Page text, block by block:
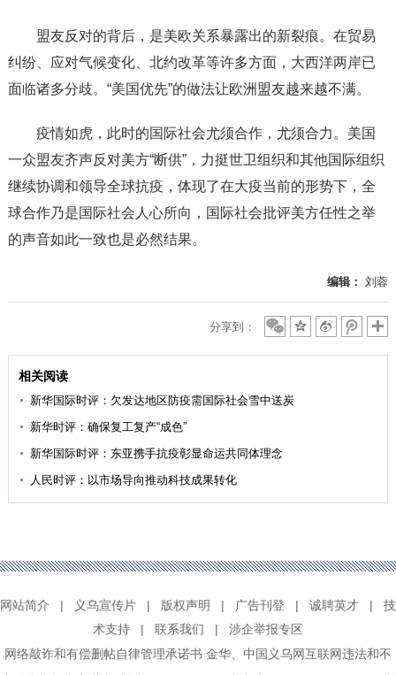
盟友反对的背后，是美欧关系暴露出的新裂痕。在贸易
纠纷、应对气候变化、北约改革等许多方面，大西洋两岸已
面临诸多分歧。“美国优先”的做法让欧洲盟友越来越不满。
疫情如虎，此时的国际社会尤须合作，尤须合力。美国
一众盟友齐声反对美方“断供”，力挺世卫组织和其他国际组织
继续协调和领导全球抗疫，体现了在大疫当前的形势下，全
球合作乃是国际社会人心所向，国际社会批评美方任性之举
的声音如此一致也是必然结果。
编辑： 刘蓉
分享到：
相关阅读
新华国际时评：欠发达地区防疫需国际社会雪中送炭
新华时评：确保复工复产“成色”
新华国际时评：东亚携手抗疫彰显命运共同体理念
人民时评：以市场导向推动科技成果转化
网站简介 | 义乌宣传片 | 版权声明 | 广告刊登 | 诚聘英才 |
技
术支持
| 联系我们 | 涉企举报专区
网络敲诈和有偿删帖自律管理承诺书 金华
中国义乌网互联网违法和不